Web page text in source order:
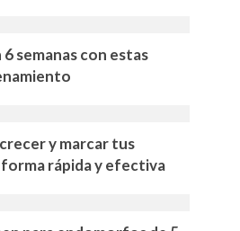
semanas con estas
y marcar tus
rápida y efectiva